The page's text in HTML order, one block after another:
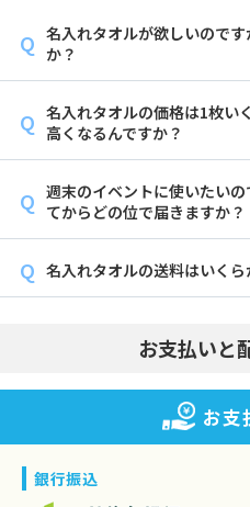
名入れタオルが欲しいので
か？
名入れタオルの価格は1枚い
高くなるんですか？
週末のイベントに使いたい
てからどの位で届きますか？
名入れタオルの送料はいくら
お支払いと
お支
銀行振込